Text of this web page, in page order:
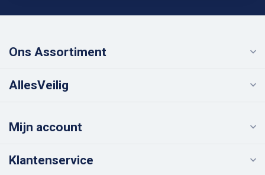
Ons Assortiment
AllesVeilig
Mijn account
Klantenservice